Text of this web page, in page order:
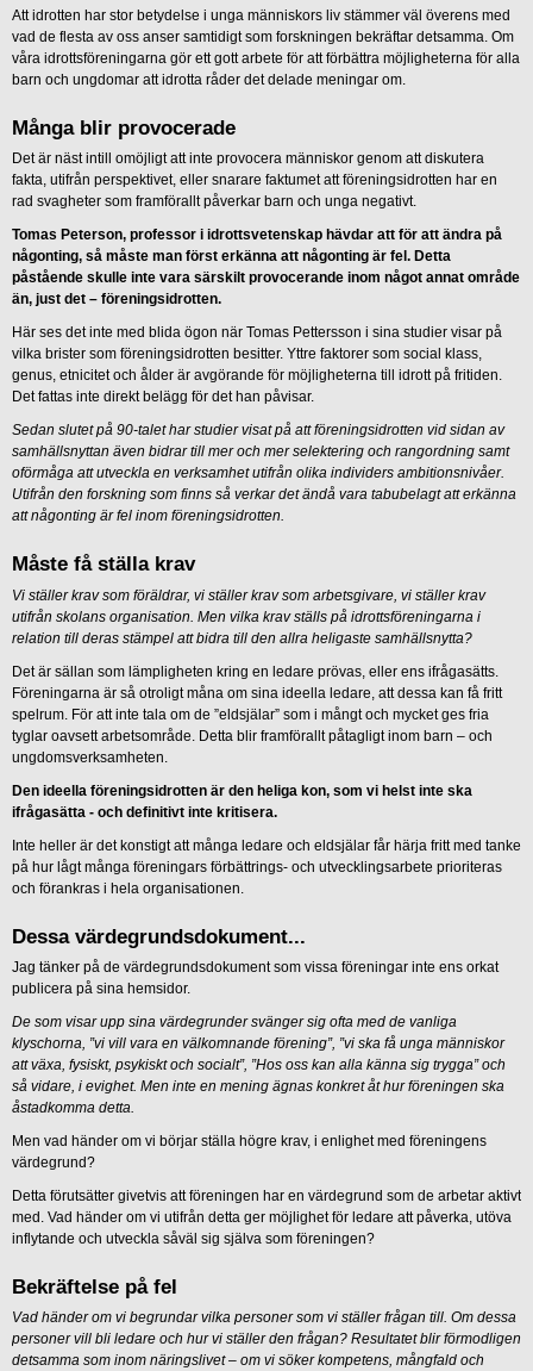
Att idrotten har stor betydelse i unga människors liv stämmer väl överens med
vad de flesta av oss anser samtidigt som forskningen bekräftar detsamma. Om
våra idrottsföreningarna gör ett gott arbete för att förbättra möjligheterna för alla
barn och ungdomar att idrotta råder det delade meningar om.
Många blir provocerade
Det är näst intill omöjligt att inte provocera människor genom att diskutera
fakta, utifrån perspektivet, eller snarare faktumet att föreningsidrotten har en
rad svagheter som framförallt påverkar barn och unga negativt.
Tomas Peterson, professor i idrottsvetenskap hävdar att för att ändra på
någonting, så måste man först erkänna att någonting är fel. Detta
påstående skulle inte vara särskilt provocerande inom något annat område
än, just det – föreningsidrotten.
Här ses det inte med blida ögon när Tomas Pettersson i sina studier visar på
vilka brister som föreningsidrotten besitter. Yttre faktorer som social klass,
genus, etnicitet och ålder är avgörande för möjligheterna till idrott på fritiden.
Det fattas inte direkt belägg för det han påvisar.
Sedan slutet på 90-talet har studier visat på att föreningsidrotten vid sidan av
samhällsnyttan även bidrar till mer och mer selektering och rangordning samt
oförmåga att utveckla en verksamhet utifrån olika individers ambitionsnivåer.
Utifrån den forskning som finns så verkar det ändå vara tabubelagt att erkänna
att någonting är fel inom föreningsidrotten.
Måste få ställa krav
Vi ställer krav som föräldrar, vi ställer krav som arbetsgivare, vi ställer krav
utifrån skolans organisation. Men vilka krav ställs på idrottsföreningarna i
relation till deras stämpel att bidra till den allra heligaste samhällsnytta?
Det är sällan som lämpligheten kring en ledare prövas, eller ens ifrågasätts.
Föreningarna är så otroligt måna om sina ideella ledare, att dessa kan få fritt
spelrum. För att inte tala om de ”eldsjälar” som i mångt och mycket ges fria
tyglar oavsett arbetsområde. Detta blir framförallt påtagligt inom barn – och
ungdomsverksamheten.
Den ideella föreningsidrotten är den heliga kon, som vi helst inte ska
ifrågasätta - och definitivt inte kritisera.
Inte heller är det konstigt att många ledare och eldsjälar får härja fritt med tanke
på hur lågt många föreningars förbättrings- och utvecklingsarbete prioriteras
och förankras i hela organisationen.
Dessa värdegrundsdokument...
Jag tänker på de värdegrundsdokument som vissa föreningar inte ens orkat
publicera på sina hemsidor.
De som visar upp sina värdegrunder svänger sig ofta med de vanliga
klyschorna, ”vi vill vara en välkomnande förening”, ”vi ska få unga människor
att växa, fysiskt, psykiskt och socialt”, ”Hos oss kan alla känna sig trygga” och
så vidare, i evighet. Men inte en mening ägnas konkret åt hur föreningen ska
åstadkomma detta.
Men vad händer om vi börjar ställa högre krav, i enlighet med föreningens
värdegrund?
Detta förutsätter givetvis att föreningen har en värdegrund som de arbetar aktivt
med. Vad händer om vi utifrån detta ger möjlighet för ledare att påverka, utöva
inflytande och utveckla såväl sig själva som föreningen?
Bekräftelse på fel
Vad händer om vi begrundar vilka personer som vi ställer frågan till. Om dessa
personer vill bli ledare och hur vi ställer den frågan? Resultatet blir förmodligen
detsamma som inom näringslivet – om vi söker kompetens, mångfald och